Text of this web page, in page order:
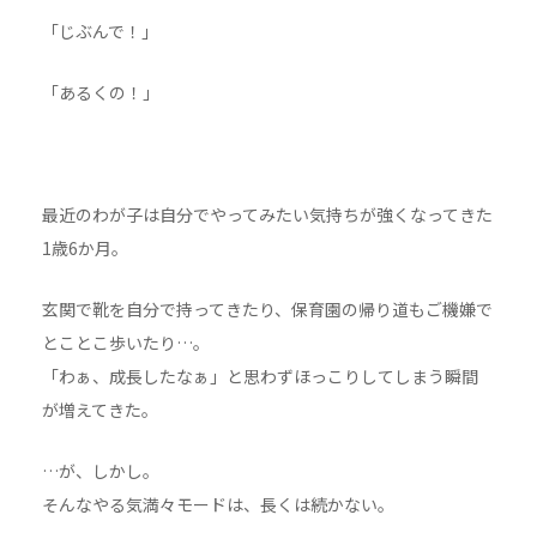
「じぶんで！」
「あるくの！」
最近のわが子は自分でやってみたい気持ちが強くなってきた
1歳6か月。
玄関で靴を自分で持ってきたり、保育園の帰り道もご機嫌で
とことこ歩いたり…。
「わぁ、成長したなぁ」と思わずほっこりしてしまう瞬間
が増えてきた。
…が、しかし。
そんなやる気満々モードは、長くは続かない。